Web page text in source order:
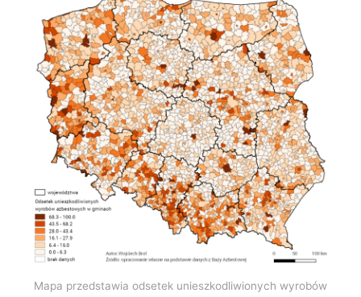
Mapa przedstawia odsetek unieszkodliwionych wyrobów